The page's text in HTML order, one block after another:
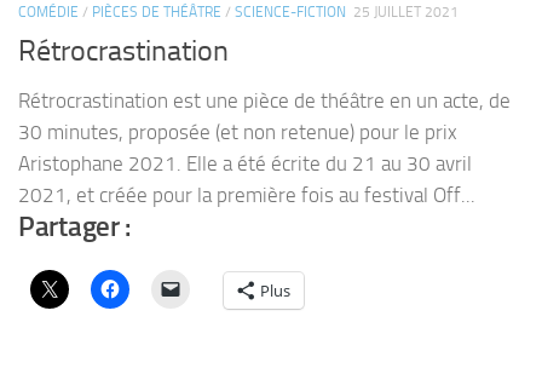
COMÉDIE / PIÈCES DE THÉÂTRE / SCIENCE-FICTION 25 JUILLET 2021
Rétrocrastination
Rétrocrastination est une pièce de théâtre en un acte, de
30 minutes, proposée (et non retenue) pour le prix
Aristophane 2021. Elle a été écrite du 21 au 30 avril
2021, et créée pour la première fois au festival Off...
Partager :
Plus